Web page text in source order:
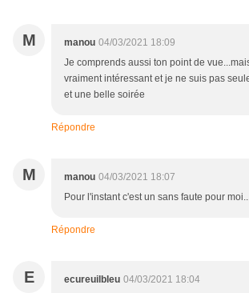
M manou 04/03/2021 18:09
Je comprends aussi ton point de
vraiment intéressant et je ne suis pas
et une belle soirée
Répondre
M manou 04/03/2021 18:07
Pour l'instant c'est un sans faute pour
Répondre
E ecureuilbleu 04/03/2021 18:04